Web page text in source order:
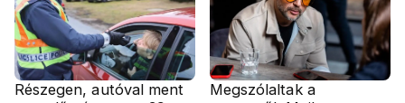
Részegen, autóval ment
Megszólaltak a